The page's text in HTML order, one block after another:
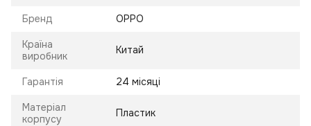
Бренд OPPO
Країна
виробник
Китай
Гарантія 24 місяці
Матеріал
корпусу
Пластик